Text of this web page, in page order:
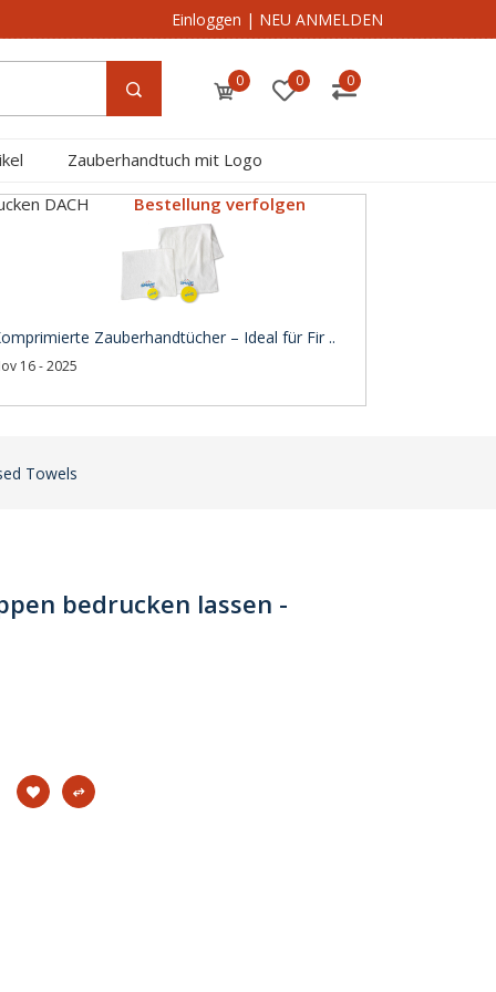
Einloggen | NEU ANMELDEN
0 0 0
Zauberhandtuch mit Logo
DACH Bestellung verfolgen
Zauberhandtücher – Ideal für Fir ..
16 - 2025
Towels
bedrucken lassen -